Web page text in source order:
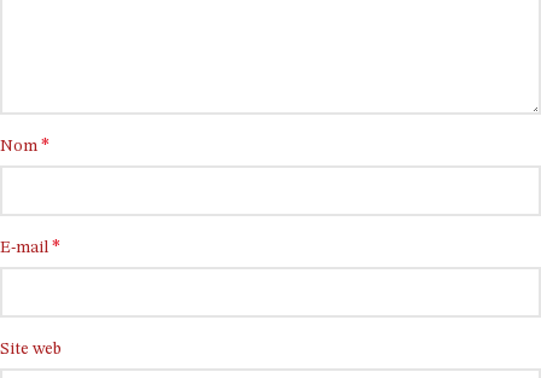
Nom *
E-mail *
Site web